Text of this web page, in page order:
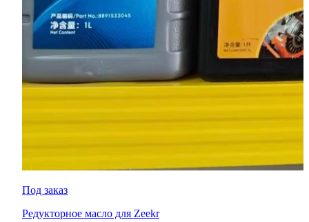
Под заказ
Редукторное масло для Zeekr